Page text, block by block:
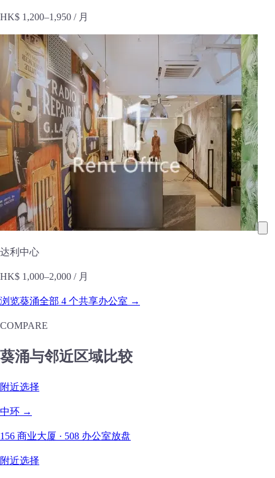
HK$ 1,200–1,950 / 月
达利中心
HK$ 1,000–2,000 / 月
浏览葵涌全部 4 个共享办公室 →
COMPARE
葵涌与邻近区域比较
附近选择
中环 →
156 商业大厦 · 508 办公室放盘
附近选择